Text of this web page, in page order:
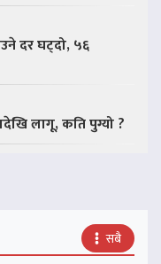
दर घट्दो, ५६
लागू, कति पुग्यो ?
सबै